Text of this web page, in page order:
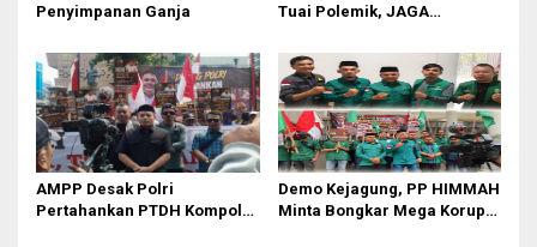
Penyimpanan Ganja
Tuai Polemik, JAGA
Peran Bakrie Group
AMPP Desak Polri
Pertahankan PTDH Kompol
Demo Kejagung, PP HIMMAH
Minta Bongkar Mega Korupsi